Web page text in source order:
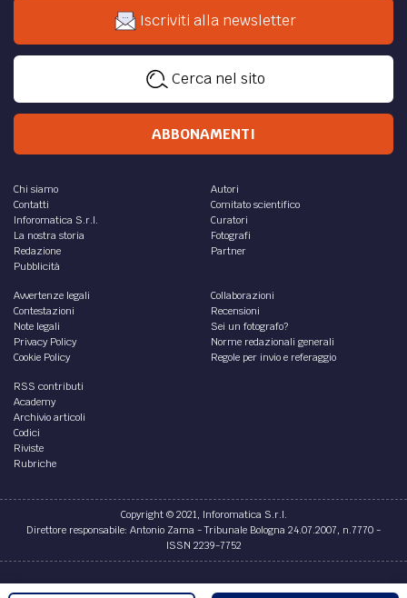
Iscriviti alla newsletter
Cerca nel sito
ABBONAMENTI
Chi siamo
Contatti
Inforomatica S.r.l.
La nostra storia
Redazione
Pubblicità
Autori
Comitato scientifico
Curatori
Fotografi
Partner
Avvertenze legali
Contestazioni
Note legali
Privacy Policy
Cookie Policy
Collaborazioni
Recensioni
Sei un fotografo?
Norme redazionali generali
Regole per invio e referaggio
RSS contributi
Academy
Archivio articoli
Codici
Riviste
Rubriche
Copyright © 2021, Inforomatica S.r.l.
Direttore responsabile: Antonio Zama - Tribunale Bologna 24.07.2007, n.7770 -
ISSN 2239-7752